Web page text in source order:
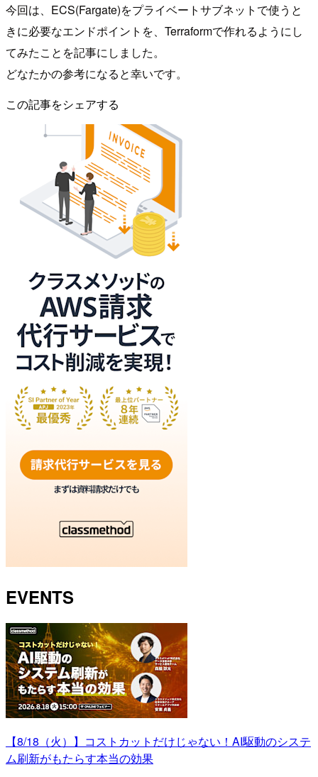
今回は、ECS(Fargate)をプライベートサブネットで使うと
きに必要なエンドポイントを、Terraformで作れるようにし
てみたことを記事にしました。
どなたかの参考になると幸いです。
この記事をシェアする
EVENTS
【8/18（火）】コストカットだけじゃない！AI駆動のシステ
ム刷新がもたらす本当の効果